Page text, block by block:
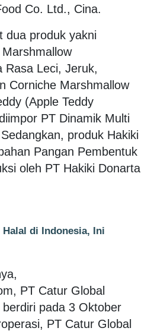
Co. Ltd., Cina.
dua produk yakni
Rasa Leci, Jeruk,
Corniche Marshmallow
(Apple Teddy
PT Dinamik Multi
produk Hakiki
Pangan Pembentuk
oleh PT Hakiki Donarta
di Indonesia, Ini
PT Catur Global
pada 3 Oktober
PT Catur Global